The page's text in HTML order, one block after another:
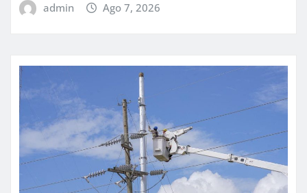
admin Ago 7, 2026